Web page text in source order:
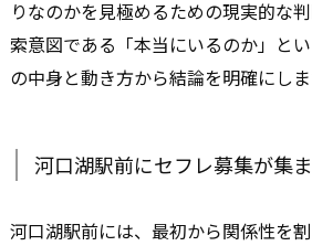
りなのかを見極めるための現実的な
索意図である「本当にいるのか」と
の中身と動き方から結論を明確にしま
河口湖駅前にセフレ募集が集
河口湖駅前には、最初から関係性を